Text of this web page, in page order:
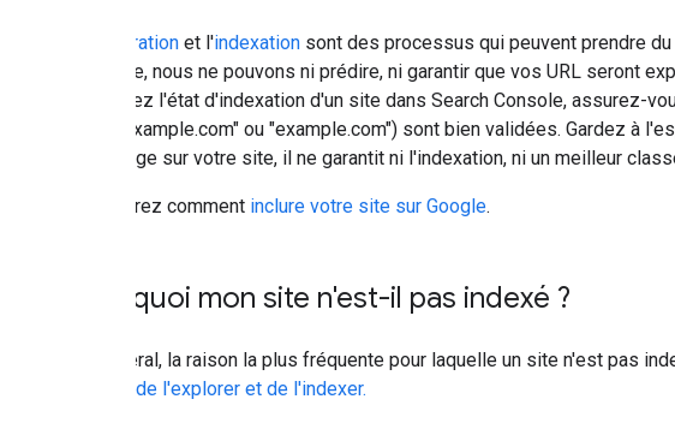
exploration et l'indexation sont des processus qui peuvent prendre
générale, nous ne pouvons ni prédire, ni garantir que vos URL seront
consultez l'état d'indexation d'un site dans Search Console, assurez-
"www.example.com" ou "example.com") sont bien validées. Gardez à
davantage sur votre site, il ne garantit ni l'indexation, ni un meilleur
Découvrez comment inclure votre site sur Google.
Pourquoi mon site n'est-il pas indexé ?
En général, la raison la plus fréquente pour laquelle un site n'est pas
Google de l'explorer et de l'indexer.